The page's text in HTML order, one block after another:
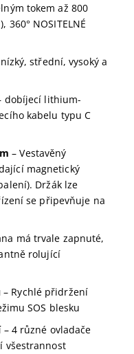
tokem až 800
NOSITELNÉ
střední, vysoký a
dobíjecí lithium-
kabelu typu C
– Vestavěný
magnetický
Držák lze
se připevňuje na
má trvale zapnuté,
rolující
– Rychlé přidržení
SOS blesku
– 4 různé ovladače
všestrannost